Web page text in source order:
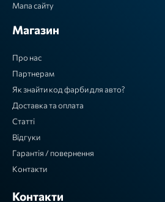
Мапа сайту
Магазин
Про нас
Партнерам
Як знайти код фарби для авто?
Доставка та оплата
Статті
Відгуки
Гарантія / повернення
Контакти
Контакти